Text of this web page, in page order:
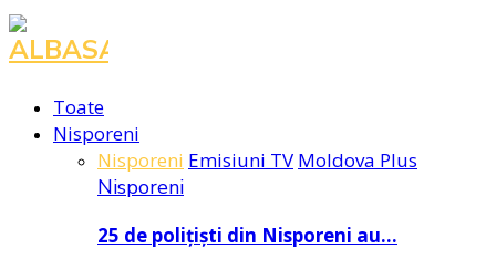
Facebook
Instagram
Youtube
Toate
Nisporeni
Nisporeni Emisiuni TV Moldova Plus
Nisporeni
25 de polițiști din Nisporeni au…